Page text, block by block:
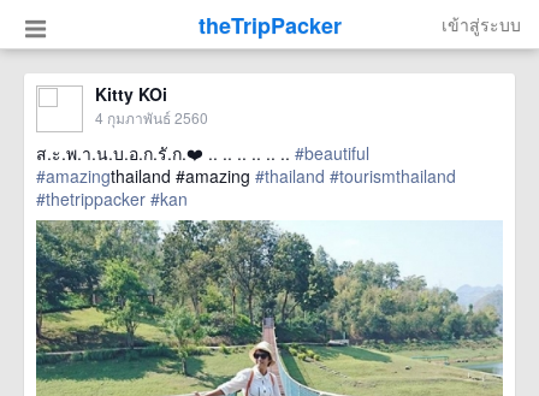
theTripPacker เข้าสู่ระบบ
Kitty KOi
4 กุมภาพันธ์ 2560
ส.ะ.พ.า.น.บ.อ.ก.รั.ก.❤️ .. .. .. .. .. .. #beautiful
#amazingthailand #amazing #thailand #tourismthailand
#thetrippacker #kan
href=https://m.thetrippacker.com/th/image/location/202902>
more